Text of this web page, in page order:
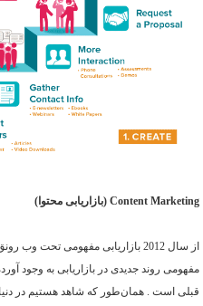
Content Marketing (بازاریابی محتوا)
مفهومی روند جدیدی در بازاریابی به وجود
قبلی است . همان‌طور که شاهد هستیم در